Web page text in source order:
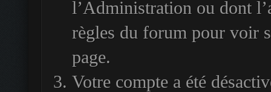
l’Administration ou dont
règles du forum pour voir
page.
Votre compte a été